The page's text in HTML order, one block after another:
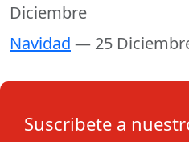
Diciembre
Navidad — 25
Suscribete a